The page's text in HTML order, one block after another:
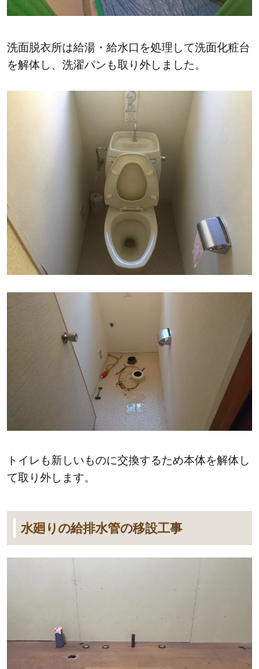
洗面脱衣所は給湯・給水口を処理して洗面化粧台
を解体し、洗濯パンも取り外しました。
トイレも新しいものに交換するため本体を解体し
て取り外します。
水廻りの給排水管の移設工事